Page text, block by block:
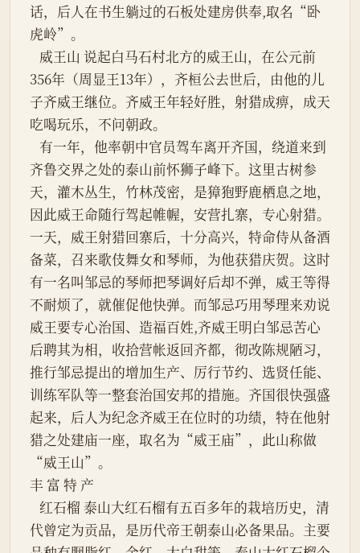
话，后人在书生躺过的石板处建房供奉,取名“卧
虎岭”。
356年（周显王13年），齐桓公去世后，由他的儿
子齐威王继位。齐威王年轻好胜，射猎成痹，成天
吃喝玩乐，不问朝政。
齐鲁交界之处的泰山前怀狮子峰下。这里古树参
天，灌木丛生，竹林茂密，是獐狍野鹿栖息之地，
因此威王命随行驾起帷幄，安营扎寨，专心射猎。
一天，威王射猎回寨后，十分高兴，特命侍从备酒
备菜，召来歌伎舞女和琴师，为他获猎庆贺。这时
有一名叫邹忌的琴师把琴调好后却不弹，威王等得
不耐烦了，就催促他快弹。而邹忌巧用琴理来劝说
威王要专心治国、造福百姓,齐威王明白邹忌苦心
后聘其为相，收拾营帐返回齐都，彻改陈规陋习，
推行邹忌提出的增加生产、厉行节约、选贤任能、
训练军队等一整套治国安邦的措施。齐国很快强盛
起来，后人为纪念齐威王在位时的功绩，特在他射
猎之处建庙一座，取名为“威王庙”，此山称做
“威王山”。
丰 富 特 产
代曾定为贡品，是历代帝王朝泰山必备果品。主要